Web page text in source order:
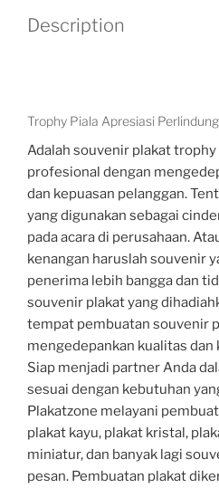
Description
Trophy Piala Apresiasi
Adalah souvenir plakat
profesional dengan
dan kepuasan pelanggan.
yang digunakan sebagai
pada acara di perusahaan.
kenangan haruslah souvenir
penerima lebih bangga dan
souvenir plakat yang
tempat pembuatan souvenir
mengedepankan kualitas
Siap menjadi partner Anda
sesuai dengan kebutuhan
Plakatzone melayani
plakat kayu, plakat kristal,
miniatur, dan banyak lagi
pesan. Pembuatan plakat